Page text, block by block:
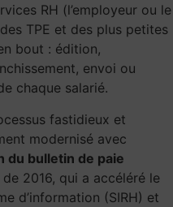
RH (l’employeur ou le
TPE et des plus petites
bout : édition,
envoi ou
chaque salarié.
fastidieux et
modernisé avec
du bulletin de paie
de 2016, qui a accéléré le
d’information (SIRH) et